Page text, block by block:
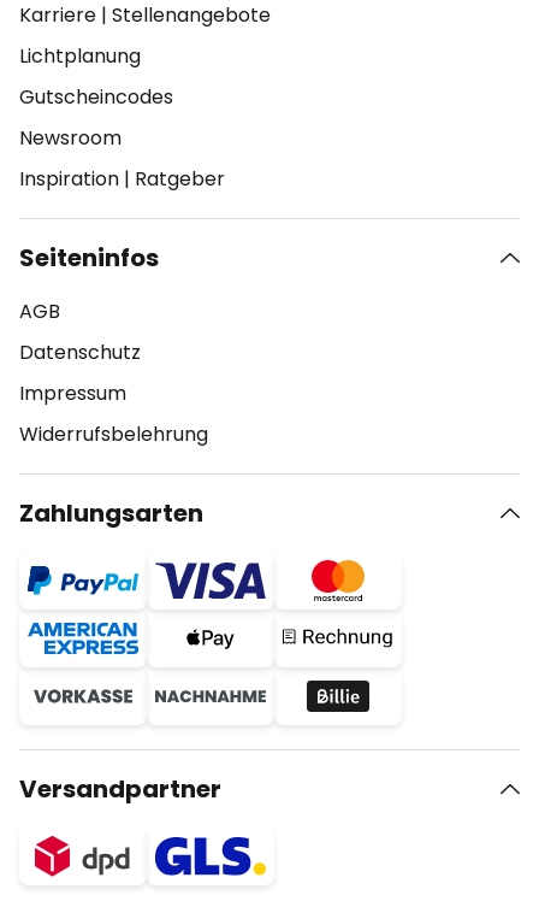
Karriere | Stellenangebote
Lichtplanung
Gutscheincodes
Newsroom
Inspiration | Ratgeber
Seiteninfos
AGB
Datenschutz
Impressum
Widerrufsbelehrung
Zahlungsarten
Versandpartner